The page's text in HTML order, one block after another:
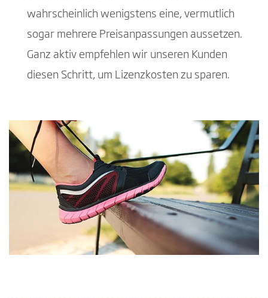
wahrscheinlich wenigstens eine, vermutlich
sogar mehrere Preisanpassungen aussetzen.
Ganz aktiv empfehlen wir unseren Kunden
diesen Schritt, um Lizenzkosten zu sparen.